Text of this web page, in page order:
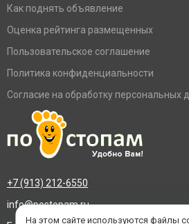
Как поднять объявление
Оценка рейтинга размещенных
Пользовательское соглашение
Политика конфиденциальности
Согласие на обработку персональных
+7 (913) 212-6550
info@postopam.ru
На этом сайте используются файлы